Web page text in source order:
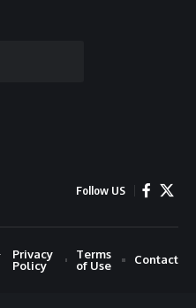
Follow US
Privacy
Policy
Terms
of Use
Contact